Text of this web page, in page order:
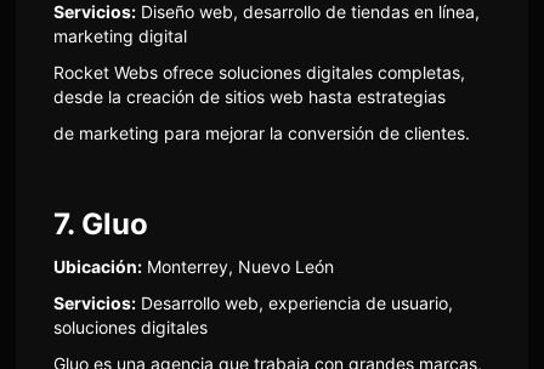
Servicios:Diseño web, desarrollo de tiendas en línea,
marketing digital
Rocket Webs ofrece soluciones digitales completas,
desde la creación de sitios web hasta estrategias
de marketing para mejorar la conversión de clientes.
7. Gluo
Ubicación:Monterrey, Nuevo León
Servicios:Desarrollo web, experiencia de usuario,
soluciones digitales
Gluo es una agencia que trabaja con grandes marcas,